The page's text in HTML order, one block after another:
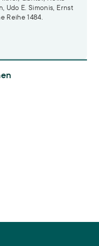
Udo E. Simonis, Ernst
Reihe 1484.